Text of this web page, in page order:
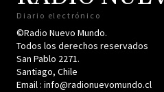
Diario electrónico
©Radio Nuevo Mundo.
Todos los derechos reservados
San Pablo 2271.
Santiago, Chile
Email : info@radionuevomundo.cl